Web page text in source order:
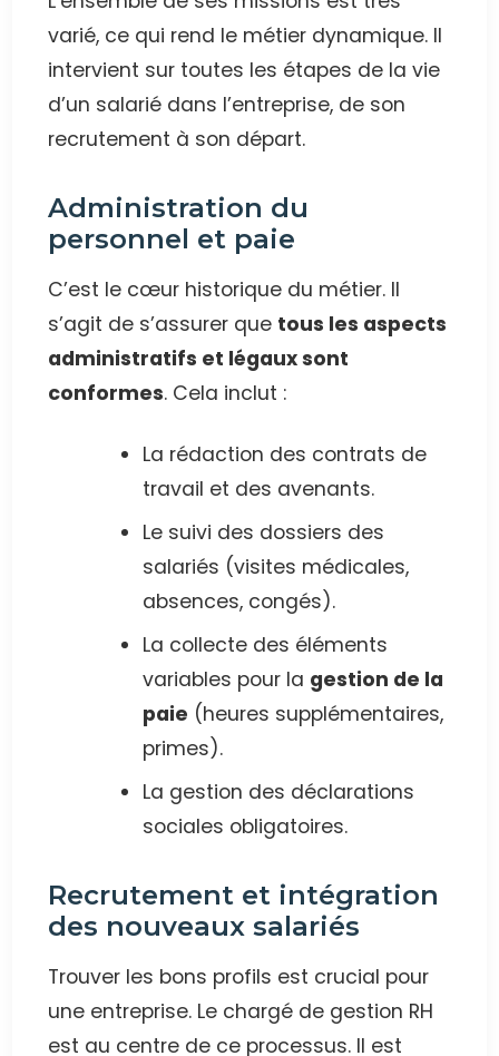
varié, ce qui rend le métier dynamique. Il
intervient sur toutes les étapes de la vie
d’un salarié dans l’entreprise, de son
recrutement à son départ.
Administration du
personnel et paie
C’est le cœur historique du métier. Il
s’agit de s’assurer que tous les aspects
administratifs et légaux sont
conformes. Cela inclut :
La rédaction des contrats de
travail et des avenants.
Le suivi des dossiers des
salariés (visites médicales,
absences, congés).
La collecte des éléments
variables pour la gestion de la
paie (heures supplémentaires,
primes).
La gestion des déclarations
sociales obligatoires.
Recrutement et intégration
des nouveaux salariés
Trouver les bons profils est crucial pour
une entreprise. Le chargé de gestion RH
est au centre de ce processus. Il est